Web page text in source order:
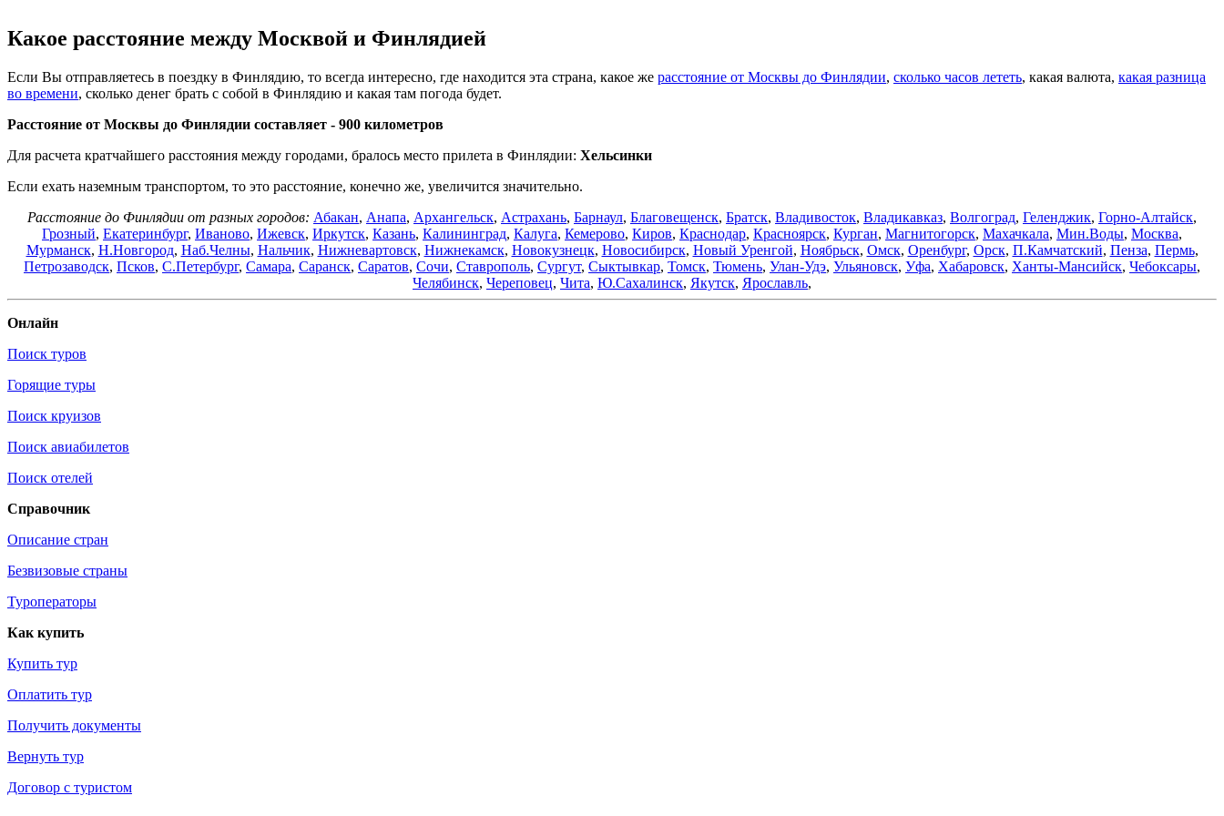
Какое расстояние между Москвой и Финлядией
Если Вы отправляетесь в поездку в Финлядию, то всегда интересно, где находится эта страна, какое же расстояние от Москвы до Финлядии, сколько часов лететь, какая валюта, какая разница
во времени, сколько денег брать с собой в Финлядию и какая там погода будет.
Расстояние от Москвы до Финлядии составляет - 900 километров
Для расчета кратчайшего расстояния между городами, бралось место прилета в Финлядии: Хельсинки
Если ехать наземным транспортом, то это расстояние, конечно же, увеличится значительно.
Расстояние до Финлядии от разных городов: Абакан, Анапа, Архангельск, Астрахань, Барнаул, Благовещенск, Братск, Владивосток, Владикавказ, Волгоград, Геленджик, Горно-Алтайск,
Грозный, Екатеринбург, Иваново, Ижевск, Иркутск, Казань, Калининград, Калуга, Кемерово, Киров, Краснодар, Красноярск, Курган, Магнитогорск, Махачкала, Мин.Воды, Москва,
Мурманск, Н.Новгород, Наб.Челны, Нальчик, Нижневартовск, Нижнекамск, Новокузнецк, Новосибирск, Новый Уренгой, Ноябрьск, Омск, Оренбург, Орск, П.Камчатский, Пенза, Пермь,
Петрозаводск, Псков, С.Петербург, Самара, Саранск, Саратов, Сочи, Ставрополь, Сургут, Сыктывкар, Томск, Тюмень, Улан-Удэ, Ульяновск, Уфа, Хабаровск, Ханты-Мансийск, Чебоксары,
Челябинск, Череповец, Чита, Ю.Сахалинск, Якутск, Ярославль,
Онлайн
Поиск туров
Горящие туры
Поиск круизов
Поиск авиабилетов
Поиск отелей
Справочник
Описание стран
Безвизовые страны
Туроператоры
Как купить
Купить тур
Оплатить тур
Получить документы
Вернуть тур
Договор с туристом